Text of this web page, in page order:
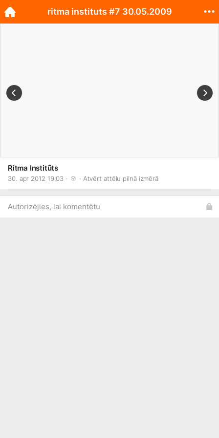
Ritma Institūts
30. apr 2012 19:03 · · Atvērt attēlu pilnā izmērā
Autorizējies, lai komentētu
ritma instituts #7 30.05.2009